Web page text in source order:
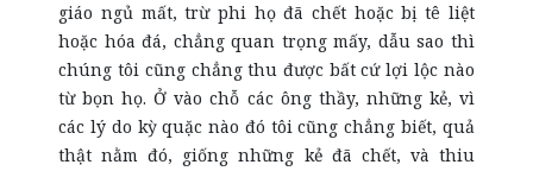
giáo ngủ mất, trừ phi họ đã chết hoặc bị tê liệt
hoặc hóa đá, chẳng quan trọng mấy, dẫu sao thì
chúng tôi cũng chẳng thu được bất cứ lợi lộc nào
từ bọn họ. Ở vào chỗ các ông thầy, những kẻ, vì
các lý do kỳ quặc nào đó tôi cũng chẳng biết, quả
thật nằm đó, giống những kẻ đã chết, và thiu